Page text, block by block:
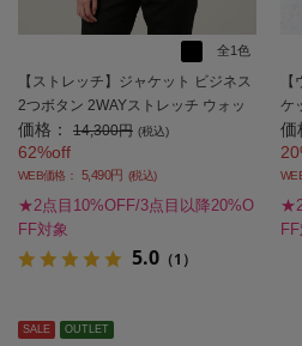
全1色
【ストレッチ】ジャケット ビジネス
2つボタン 2WAYストレッチ ウォッ
シャブル ソフィーチェ 通年【レディ
ース】
価格： 14,300円 (税込)
62%off
WEB価格： 5,490円 (税込)
★2点目10%OFF/3点目以降20%O
FF対象
5.0 （1）
ケ
価
SALE OUTLET